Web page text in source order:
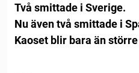
Två smittade i Sverige.
Nu även två smittade i
Kaoset blir bara än